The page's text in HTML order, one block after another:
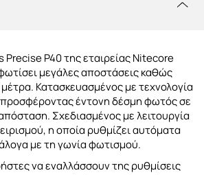
P40 της εταιρείας Nitecore
μεγάλες αποστάσεις καθώς
Κατασκευασμένος με τεχνολογία
προσφέροντας έντονη δέσμη φωτός σε
Σχεδιασμένος με λειτουργία
η οποία ρυθμίζει αυτόματα
με τη γωνία φωτισμού.
να εναλλάσσουν της ρυθμίσεις